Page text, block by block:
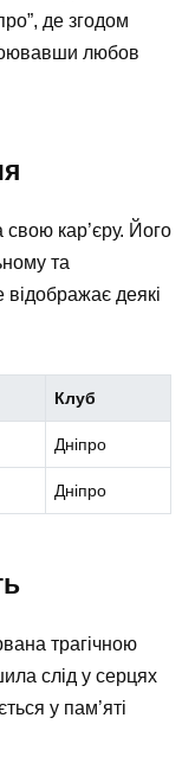
де згодом
любов
свою кар’єру. Його
та
деякі
Клуб
Дніпро
Дніпро
трагічною
слід у серцях
у пам’яті